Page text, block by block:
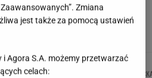
Johna Goodmana trafiło do
schudł 90 kg
JUSTYNA
BRYCZKOWSKA
JAKUB
Zmiana
jest także za pomocą ustawień
i Agora S.A. możemy przetwarzać
celach: